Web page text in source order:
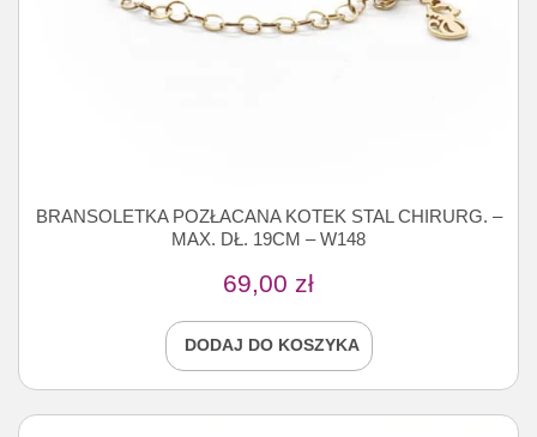
BRANSOLETKA POZŁACANA KOTEK STAL CHIRURG. –
MAX. DŁ. 19CM – W148
69,00 zł
DODAJ DO KOSZYKA